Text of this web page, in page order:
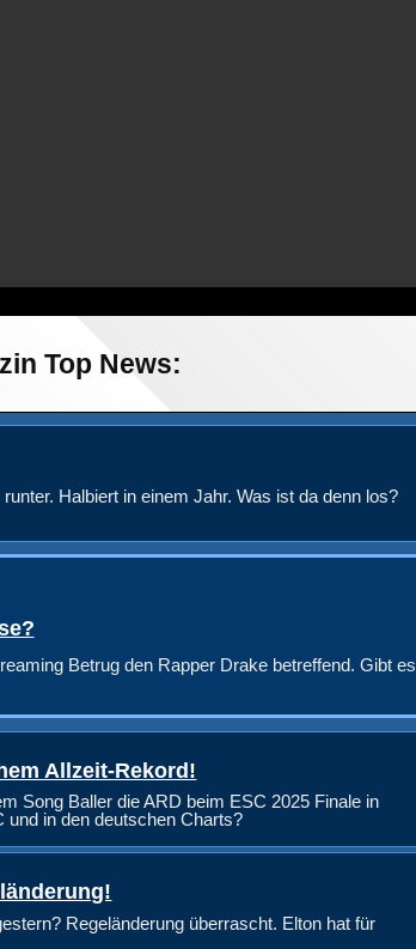
Top News:
Halbiert in einem Jahr. Was ist da denn los?
Betrug den Rapper Drake betreffend. Gibt es
Allzeit-Rekord!
Song Baller die ARD beim ESC 2025 Finale in
und in den deutschen Charts?
Regeländerung überrascht. Elton hat für